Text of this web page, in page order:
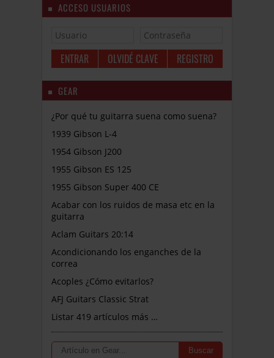
ACCESO USUARIOS
OLVIDÉ CLAVE REGISTRO
GEAR
¿Por qué tu guitarra suena como suena?
1939 Gibson L-4
1954 Gibson J200
1955 Gibson ES 125
1955 Gibson Super 400 CE
Acabar con los ruidos de masa etc en la
guitarra
Aclam Guitars 20:14
Acondicionando los enganches de la
correa
Acoples ¿Cómo evitarlos?
AFJ Guitars Classic Strat
Listar 419 artículos más …